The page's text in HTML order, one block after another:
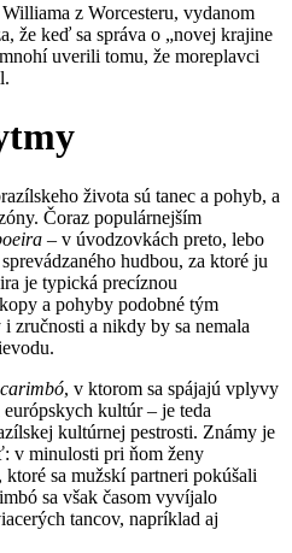
z Worcesteru, vydanom
že keď sa správa o „novej krajine
uverili tomu, že moreplavci
života sú tanec a pohyb, a
Čoraz populárnejším
– v úvodzovkách preto, lebo
hudbou, za ktoré ju
je typická precíznou
a pohyby podobné tým
zručnosti a nikdy by sa nemala
carimbó, v ktorom sa spájajú vplyvy
kultúr – je teda
kultúrnej pestrosti. Známy je
v minulosti pri ňom ženy
sa mužskí partneri pokúšali
sa však časom vyvíjalo
tancov, napríklad aj